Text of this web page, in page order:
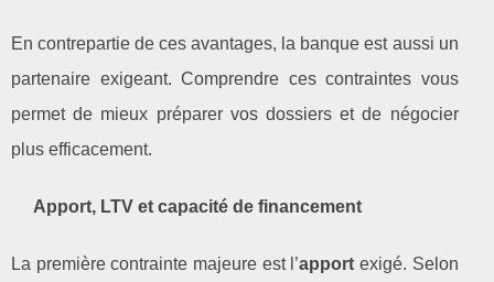
En contrepartie de ces avantages, la banque est aussi un
partenaire exigeant. Comprendre ces contraintes vous
permet de mieux préparer vos dossiers et de négocier
plus efficacement.
Apport, LTV et capacité de financement
La première contrainte majeure est l’apport exigé. Selon